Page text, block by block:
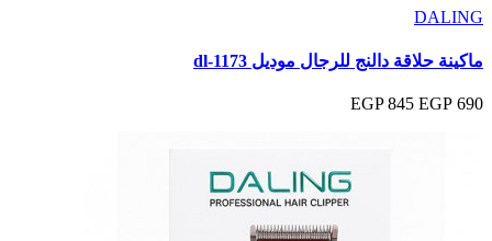
DALING
ماكينة حلاقة دالنج للرجال موديل dl-1173
690 EGP
845 EGP